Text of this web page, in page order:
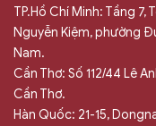
TP.Hồ Chí Minh: Tầng
Nguyễn Kiệm, phường
Nam.
Cần Thơ: Số 112/44 Lê
Cần Thơ.
Hàn Quốc: 21-15,